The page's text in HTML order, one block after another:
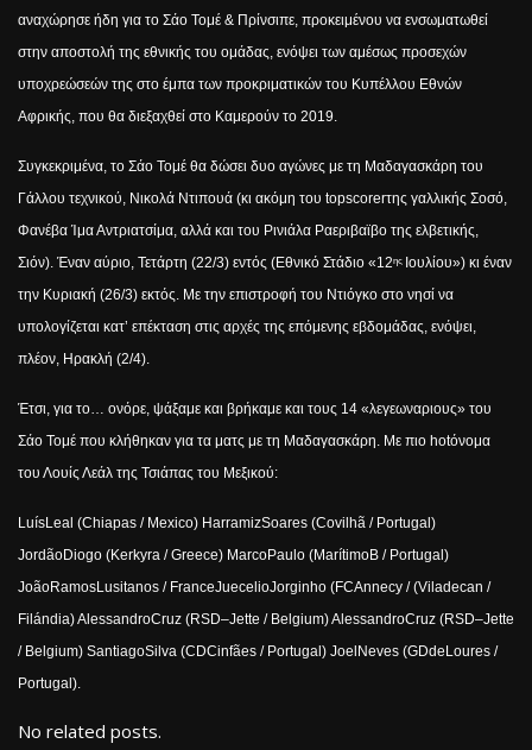
αναχώρησε ήδη για το Σάο Τομέ & Πρίνσιπε, προκειμένου να ενσωματωθεί
στην αποστολή της εθνικής του ομάδας, ενόψει των αμέσως προσεχών
υποχρεώσεών της στο έμπα των προκριματικών του Κυπέλλου Εθνών
Αφρικής, που θα διεξαχθεί στο Καμερούν το 2019.
Συγκεκριμένα, το Σάο Τομέ θα δώσει δυο αγώνες με τη Μαδαγασκάρη του
Γάλλου τεχνικού, Νικολά Ντιπουά (κι ακόμη του topscorerτης γαλλικής Σοσό,
Φανέβα Ίμα Αντριατσίμα, αλλά και του Ρινιάλα Ραεριβαϊβο της ελβετικής,
Σιόν). Έναν αύριο, Τετάρτη (22/3) εντός (Εθνικό Στάδιο «12ης Ιουλίου») κι έναν
την Κυριακή (26/3) εκτός. Με την επιστροφή του Ντιόγκο στο νησί να
υπολογίζεται κατ’ επέκταση στις αρχές της επόμενης εβδομάδας, ενόψει,
πλέον, Ηρακλή (2/4).
Έτσι, για το… ονόρε, ψάξαμε και βρήκαμε και τους 14 «λεγεωναριους» του
Σάο Τομέ που κλήθηκαν για τα ματς με τη Μαδαγασκάρη. Με πιο hotόνομα
του Λουίς Λεάλ της Τσιάπας του Μεξικού:
LuísLeal (Chiapas / Mexico) HarramizSoares (Covilhã / Portugal)
JordãoDiogo (Kerkyra /Greece) MarcoPaulo (MarítimoB / Portugal)
JoãoRamosLusitanos / FranceJuecelioJorginho (FCAnnecy / (Viladecan /
Filándia)AlessandroCruz (RSD–Jette / Belgium)AlessandroCruz (RSD–Jette
/ Belgium) SantiagoSilva (CDCinfães / Portugal) JoelNeves (GDdeLoures /
Portugal).
No related posts.